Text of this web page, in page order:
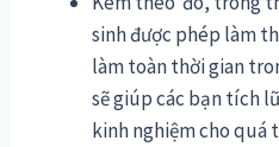
sinh được phép làm
làm toàn thời gian
sẽ giúp các bạn tích
kinh nghiệm cho quá